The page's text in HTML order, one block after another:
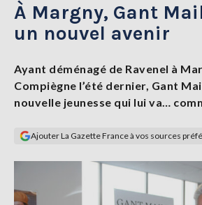
TENDANCES
SERVICES
GAZETTE
connecter
À Margny, Gant
un nouvel avenir
Ayant déménagé de Ravenel à
Compiègne l’été dernier, Gant
nouvelle jeunesse qui lui va…
Ajouter La Gazette France à vos sources